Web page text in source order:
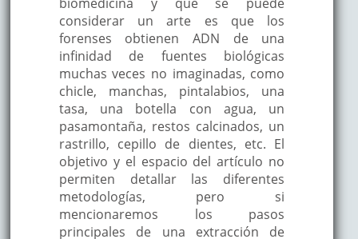
considerar un arte es que los
forenses obtienen ADN de una
infinidad de fuentes biológicas
muchas veces no imaginadas, como
chicle, manchas, pintalabios, una
tasa, una botella con agua, un
pasamontaña, restos calcinados, un
rastrillo, cepillo de dientes, etc. El
objetivo y el espacio del artículo no
permiten detallar las diferentes
metodologías, pero si
mencionaremos los pasos
principales de una extracción de